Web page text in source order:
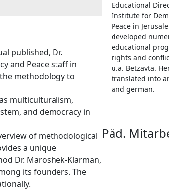
published, Dr.
and Peace staff in
methodology to
multiculturalism,
and democracy in
of methodological
a unique
Dr. Maroshek-Klarman,
its founders. The
Educational
Institute for
Peace in
developed
educational
rights and
u.a. Betzavta.
translated into
and german.
Päd.